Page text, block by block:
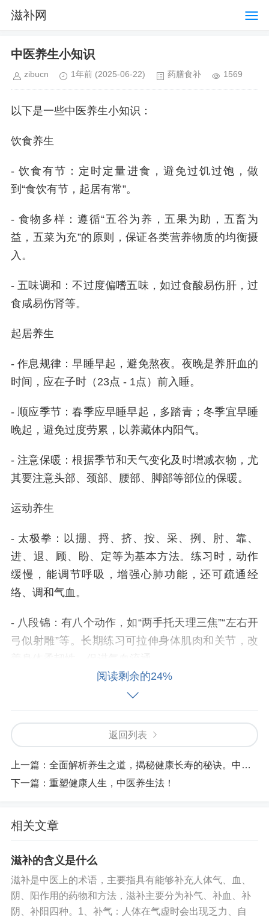
滋补网
中医养生小知识
zibucn 1年前 (2025-06-22) 药膳食补 1569
以下是一些中医养生小知识：
饮食养生
- 饮食有节：定时定量进食，避免过饥过饱，做
到“食饮有节，起居有常”。
- 食物多样：遵循“五谷为养，五果为助，五畜为
益，五菜为充”的原则，保证各类营养物质的均衡摄
入。
- 五味调和：不过度偏嗜五味，如过食酸易伤肝，过
食咸易伤肾等。
起居养生
- 作息规律：早睡早起，避免熬夜。夜晚是养肝血的
时间，应在子时（23点 - 1点）前入睡。
- 顺应季节：春季应早睡早起，多踏青；冬季宜早睡
晚起，避免过度劳累，以养藏体内阳气。
- 注意保暖：根据季节和天气变化及时增减衣物，尤
其要注意头部、颈部、腰部、脚部等部位的保暖。
运动养生
- 太极拳：以掤、捋、挤、按、采、挒、肘、靠、
进、退、顾、盼、定等为基本方法。练习时，动作
缓慢，能调节呼吸，增强心肺功能，还可疏通经
络、调和气血。
- 八段锦：有八个动作，如“两手托天理三焦”“左右开
弓似射雕”等。长期练习可拉伸身体肌肉和关节，改
- 按摩保健：常见的有按摩足三里穴，位于小腿外
侧，犊鼻下3寸，胫骨前嵴外1横指处，能调节脾胃
功能，增强免疫力；按摩涌泉穴，位于足底，屈足
卷趾时足心最凹陷中，可滋阴益肾，平肝息风。
情志养生
伤肝，喜伤心，思伤脾，忧伤肺，恐伤肾”，保持心
态平和有助于维护脏腑功能的正常。
- 适度宣泄情绪：当有不良情绪时，可通过倾诉、运
动、听音乐等方式合理宣泄，避免情绪积压。
阅读剩余的24%
返回列表
上一篇： 全面解析养生之道，揭秘健康长寿的秘诀。中医养生智慧！
下一篇： 重塑健康人生，中医养生法！
相关文章
滋补的含义是什么
滋补是中医上的术语，主要指具有能够补充人体气、血、
阴、阳作用的药物和方法，滋补主要分为补气、补血、补
阴、补阳四种。1、补气：人体在气虚时会出现乏力、自